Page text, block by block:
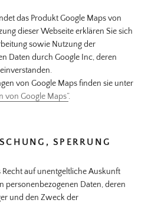
das Produkt Google Maps von
dieser Webseite erklären Sie sich
sowie Nutzung der
Daten durch Google Inc, deren
von Google Maps finden sie unter
von Google Maps”.
SPERRUNG
Recht auf unentgeltliche Auskunft
personenbezogenen Daten, deren
und den Zweck der